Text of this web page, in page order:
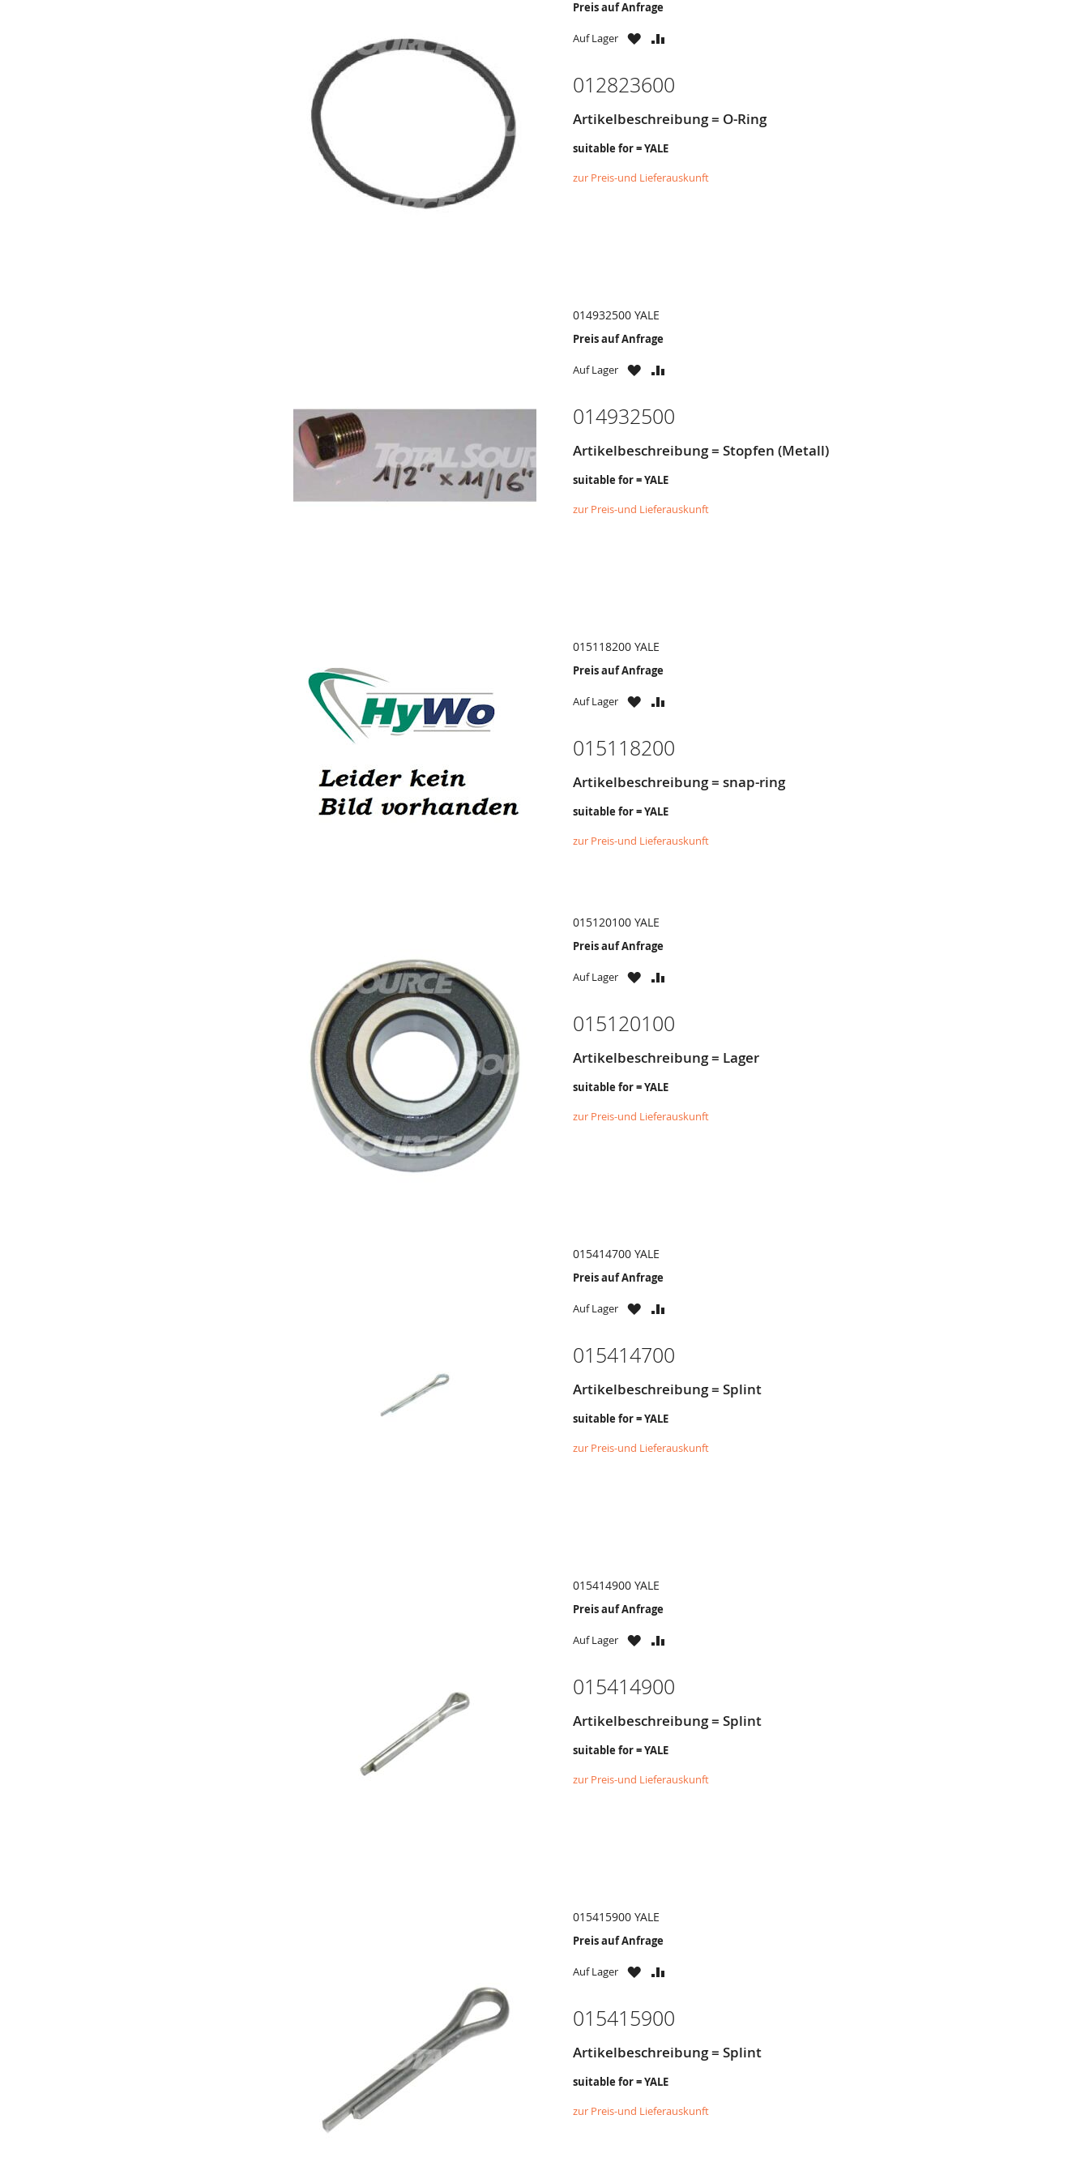
Preis auf Anfrage
Auf Lager
ZU
ZU
012823600
Artikelbeschreibung = O-Ring
suitable for = YALE
zur Preis-und Lieferauskunft
014932500 YALE
Preis auf Anfrage
Auf Lager
ZU
ZU
014932500
Artikelbeschreibung = Stopfen (Metall)
suitable for = YALE
zur Preis-und Lieferauskunft
015118200 YALE
Preis auf Anfrage
Auf Lager
ZU
ZU
015118200
Artikelbeschreibung = snap-ring
suitable for = YALE
zur Preis-und Lieferauskunft
015120100 YALE
Preis auf Anfrage
Auf Lager
ZU
ZU
015120100
Artikelbeschreibung = Lager
suitable for = YALE
zur Preis-und Lieferauskunft
015414700 YALE
Preis auf Anfrage
Auf Lager
ZU
ZU
015414700
Artikelbeschreibung = Splint
suitable for = YALE
zur Preis-und Lieferauskunft
015414900 YALE
Preis auf Anfrage
Auf Lager
ZU
ZU
015414900
Artikelbeschreibung = Splint
suitable for = YALE
zur Preis-und Lieferauskunft
015415900 YALE
Preis auf Anfrage
Auf Lager
ZU
ZU
015415900
Artikelbeschreibung = Splint
suitable for = YALE
zur Preis-und Lieferauskunft